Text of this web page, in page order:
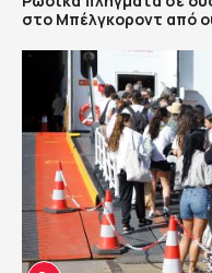
στο Μπέλγκοροντ από